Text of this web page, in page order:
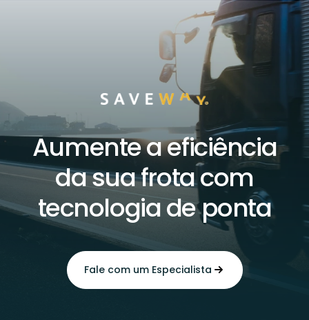
Aumente a eficiência
da sua frota com
tecnologia de ponta
Fale com um Especialista